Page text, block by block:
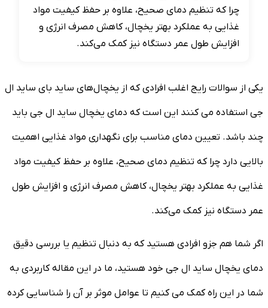
چرا که تنظیم دمای صحیح، علاوه بر حفظ کیفیت مواد
غذایی به عملکرد بهتر یخچال، کاهش مصرف انرژی و
افزایش طول عمر دستگاه نیز کمک می‌کند.
یکی از سوالات رایج اغلب افرادی که از یخچال‌های ساید بای ساید ال
جی استفاده می کنند این است که دمای یخچال ساید ال جی باید
چند باشد. تعیین دمای مناسب برای نگهداری مواد غذایی اهمیت
بالایی دارد چرا که تنظیم دمای صحیح، علاوه بر حفظ کیفیت مواد
غذایی به عملکرد بهتر یخچال، کاهش مصرف انرژی و افزایش طول
عمر دستگاه نیز کمک می‌کند.
اگر شما هم جزو افرادی هستید که به دنبال تنظیم یا بررسی دقیق
دمای یخچال ساید ال جی خود هستید، ما در این مقاله کاربردی به
شما در این راه کمک می کنیم تا عوامل موثر بر آن را شناسایی کرده